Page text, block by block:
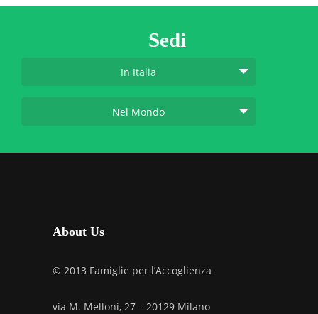
Sedi
In Italia
Nel Mondo
About Us
© 2013 Famiglie per l’Accoglienza
via M. Melloni, 27 – 20129 Milano